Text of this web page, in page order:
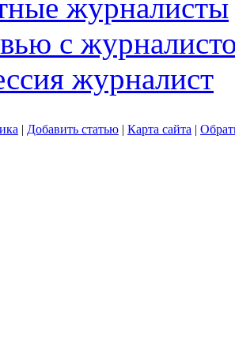
журналисты
с
журналист
| Добавить статью | Карта сайта |